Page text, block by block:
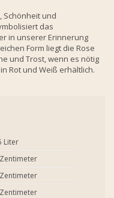
Schönheit und
das
in unserer Erinnerung
Form liegt die Rose
und Trost, wenn es nötig
Rot und Weiß erhältlich.
Liter